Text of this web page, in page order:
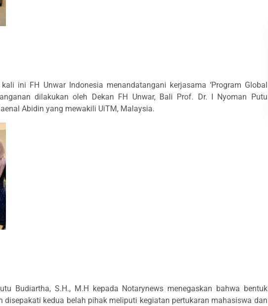
ini FH Unwar Indonesia menandatangani kerjasama ‘Program Global
dilakukan oleh Dekan FH Unwar, Bali Prof. Dr. I Nyoman Putu
Abidin yang mewakili UiTM, Malaysia.
Budiartha, S.H., M.H kepada Notarynews menegaskan bahwa bentuk
disepakati kedua belah pihak meliputi kegiatan pertukaran mahasiswa dan